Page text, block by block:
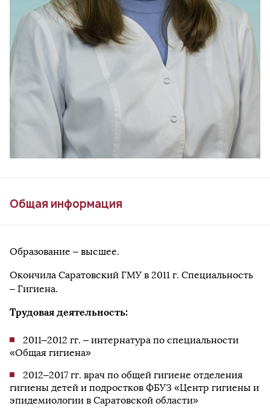
Общая информация
Образование – высшее.
Окончила Саратовский ГМУ в 2011 г. Специальность
– Гигиена.
Трудовая деятельность:
2011–2012 гг. – интернатура по специальности
«Общая гигиена»
2012–2017 гг. врач по общей гигиене отделения
гигиены детей и подростков ФБУЗ «Центр гигиены и
эпидемиологии в Саратовской области»